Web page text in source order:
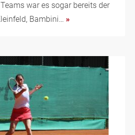
war es sogar bereits der
Bambini… »